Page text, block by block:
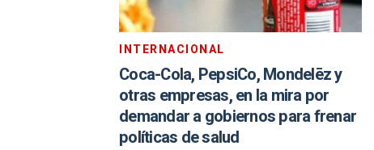
INTERNACIONAL
Coca-Cola, PepsiCo, Mondelēz y
otras empresas, en la mira por
demandar a gobiernos para frenar
políticas de salud